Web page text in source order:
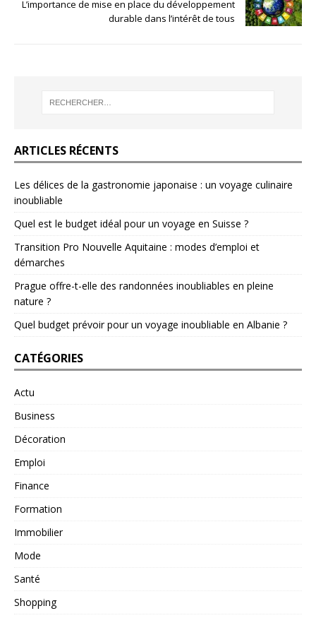
L’importance de mise en place du développement
durable dans l’intérêt de tous
ARTICLES RÉCENTS
Les délices de la gastronomie japonaise : un voyage culinaire
inoubliable
Quel est le budget idéal pour un voyage en Suisse ?
Transition Pro Nouvelle Aquitaine : modes d’emploi et
démarches
Prague offre-t-elle des randonnées inoubliables en pleine
nature ?
Quel budget prévoir pour un voyage inoubliable en Albanie ?
CATÉGORIES
Actu
Business
Décoration
Emploi
Finance
Formation
Immobilier
Mode
Santé
Shopping